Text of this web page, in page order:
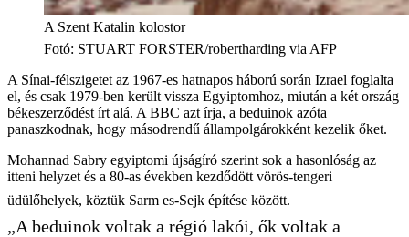
A Szent Katalin kolostor
Fotó: STUART FORSTER/robertharding via AFP
A Sínai-félszigetet az 1967-es hatnapos háború során Izrael foglalta
el, és csak 1979-ben került vissza Egyiptomhoz, miután a két ország
békeszerződést írt alá. A BBC azt írja, a beduinok azóta
panaszkodnak, hogy másodrendű állampolgárokként kezelik őket.
Mohannad Sabry egyiptomi újságíró szerint sok a hasonlóság az
itteni helyzet és a 80-as években kezdődött vörös-tengeri
üdülőhelyek, köztük Sarm es-Sejk építése között.
„A beduinok voltak a régió lakói, ők voltak a